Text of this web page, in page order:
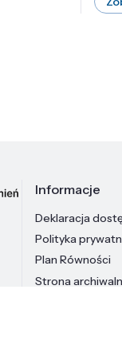
Informacje
Deklaracja
Polityka
Plan Równości
Strona